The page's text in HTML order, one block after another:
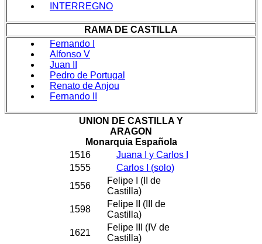
INTERREGNO
RAMA DE CASTILLA
Fernando I
Alfonso V
Juan II
Pedro de Portugal
Renato de Anjou
Fernando II
UNION DE CASTILLA Y
ARAGON
Monarquia Española
1516
Juana I y Carlos I
1555
Carlos I (solo)
1556
Felipe I (II de
Castilla)
1598
Felipe II (III de
Castilla)
1621
Felipe III (IV de
Castilla)